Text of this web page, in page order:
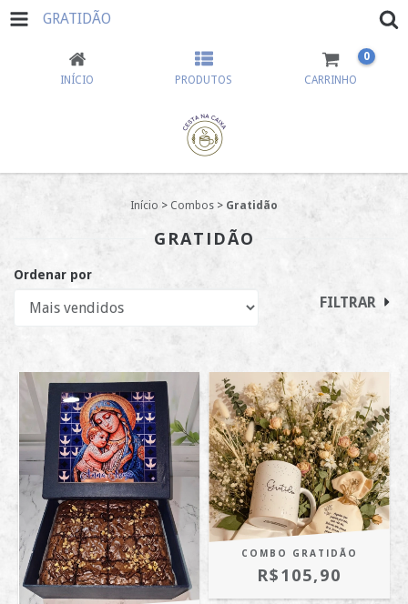
GRATIDÃO
INÍCIO PRODUTOS CARRINHO
0
Início > Combos > Gratidão
GRATIDÃO
Ordenar por
FILTRAR
COMBO GRATIDÃO
R$105,90